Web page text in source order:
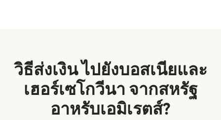
วิธีส่งเงิน ไปยังบอสเนียและ
เฮอร์เซโกวีนา จากสหรัฐ
อาหรับเอมิเรตส์?